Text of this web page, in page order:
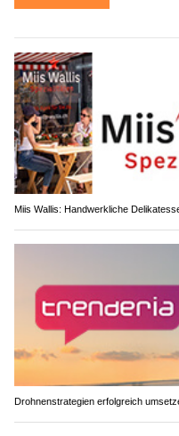
Miis Wallis: Handwerkliche
Drohnenstrategien erfolgreich